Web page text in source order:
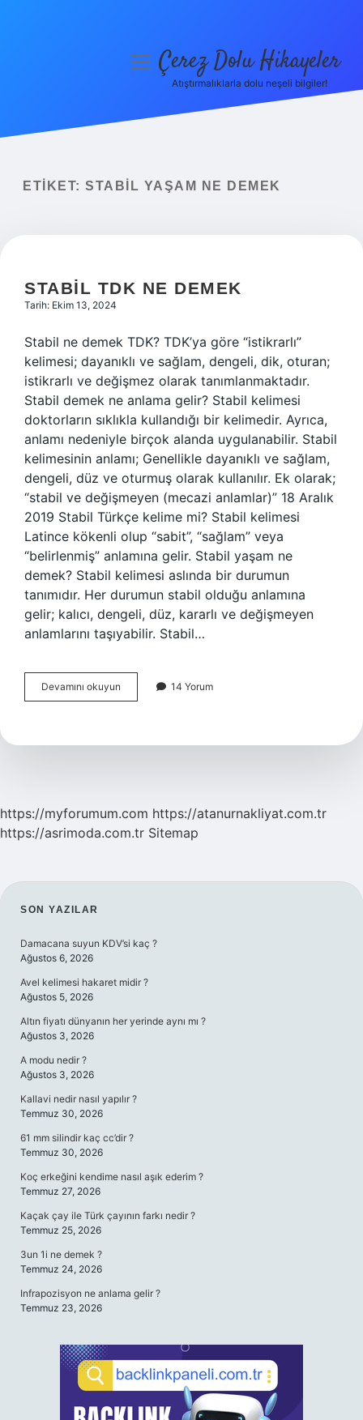
Yasal Uyarı
menüyüÇerez Dolu Hikayeler
Atıştırmalıklarla dolu neşeli bilgiler!
ETIKET: STABIL YAŞAM NE DEMEK
STABIL TDK NE DEMEK
Tarih: Ekim 13, 2024
Stabil ne demek TDK? TDK’ya göre “istikrarlı”
kelimesi; dayanıklı ve sağlam, dengeli, dik, oturan;
istikrarlı ve değişmez olarak tanımlanmaktadır.
Stabil demek ne anlama gelir? Stabil kelimesi
doktorların sıklıkla kullandığı bir kelimedir. Ayrıca,
anlamı nedeniyle birçok alanda uygulanabilir. Stabil
kelimesinin anlamı; Genellikle dayanıklı ve sağlam,
dengeli, düz ve oturmuş olarak kullanılır. Ek olarak;
“stabil ve değişmeyen (mecazi anlamlar)” 18 Aralık
2019 Stabil Türkçe kelime mi? Stabil kelimesi
Latince kökenli olup “sabit”, “sağlam” veya
“belirlenmiş” anlamına gelir. Stabil yaşam ne
demek? Stabil kelimesi aslında bir durumun
tanımıdır. Her durumun stabil olduğu anlamına
gelir; kalıcı, dengeli, düz, kararlı ve değişmeyen
anlamlarını taşıyabilir. Stabil…
Devamını okuyun
Tdk
14 Yorum
https://myforumum.com https://atanurnakliyat.com.tr
https://asrimoda.com.tr Sitemap
SIDEBAR
SON YAZILAR
Damacana suyun KDV’si kaç ?
Ağustos 6, 2026
Avel kelimesi hakaret midir ?
Ağustos 5, 2026
Altın fiyatı dünyanın her yerinde aynı mı ?
Ağustos 3, 2026
A modu nedir ?
Ağustos 3, 2026
Kallavi nedir nasıl yapılır ?
Temmuz 30, 2026
61 mm silindir kaç cc’dir ?
Temmuz 30, 2026
Koç erkeğini kendime nasıl aşık ederim ?
Temmuz 27, 2026
Kaçak çay ile Türk çayının farkı nedir ?
Temmuz 25, 2026
3un 1i ne demek ?
Temmuz 24, 2026
Infrapozisyon ne anlama gelir ?
Temmuz 23, 2026